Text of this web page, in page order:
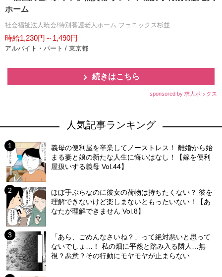
ホーム
社会福祉法人暁会/特別養護老人ホーム フェニックス杉並
時給1,230円～1,490円
アルバイト・パート / 東京都
続きはこちら
sponsored by 求人ボックス
人気記事ランキング
義母の便利屋を卒業してノーストレス！ 離婚から始
まる妻と娘の新たな人生に悔いはなし！【嫁を便利
屋扱いする義母 Vol.44】
ほぼ手ぶらなのに彼女の荷物は持ちたくない？ 彼を
理解できないけど楽しまないともったいない！【あ
なたが理解できません Vol.8】
「あら、ごめんなさいね？」って絶対悪いと思って
ないでしょ…！ 私の畑に平然と踏み入る隣人…無
視？悪意？その行動にモヤモヤが止まらない